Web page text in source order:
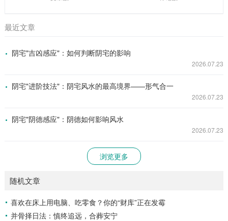
最近文章
阴宅"吉凶感应"：如何判断阴宅的影响
2026.07.23
阴宅"进阶技法"：阴宅风水的最高境界——形气合一
2026.07.23
阴宅"阴德感应"：阴德如何影响风水
2026.07.23
浏览更多
随机文章
喜欢在床上用电脑、吃零食？你的“财库”正在发霉
并骨择日法：慎终追远，合葬安宁